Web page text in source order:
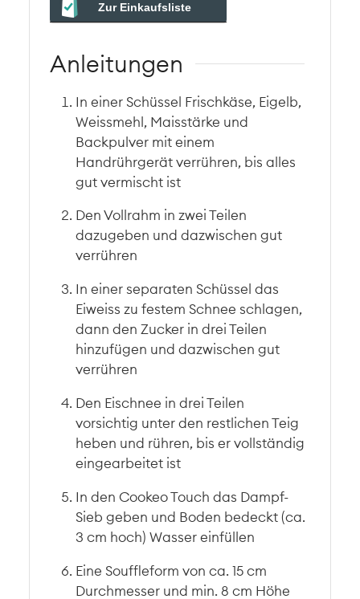
Zur Einkaufsliste
Anleitungen
In einer Schüssel Frischkäse, Eigelb,
Weissmehl, Maisstärke und
Backpulver mit einem
Handrührgerät verrühren, bis alles
gut vermischt ist
Den Vollrahm in zwei Teilen
dazugeben und dazwischen gut
verrühren
In einer separaten Schüssel das
Eiweiss zu festem Schnee schlagen,
dann den Zucker in drei Teilen
hinzufügen und dazwischen gut
verrühren
Den Eischnee in drei Teilen
vorsichtig unter den restlichen Teig
heben und rühren, bis er vollständig
eingearbeitet ist
In den Cookeo Touch das Dampf-
Sieb geben und Boden bedeckt (ca.
3 cm hoch) Wasser einfüllen
Eine Souffleform von ca. 15 cm
Durchmesser und min. 8 cm Höhe